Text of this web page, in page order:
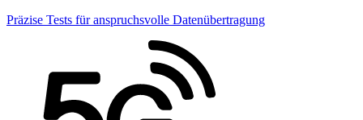
Präzise Tests für anspruchsvolle Datenübertragung